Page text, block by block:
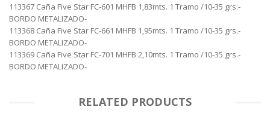
113367 Caña Five Star FC-601 MHFB 1,83mts. 1 Tramo /10-35 grs.-
BORDO METALIZADO-
113368 Caña Five Star FC-661 MHFB 1,95mts. 1 Tramo /10-35 grs.-
BORDO METALIZADO-
113369 Caña Five Star FC-701 MHFB 2,10mts. 1 Tramo /10-35 grs.-
BORDO METALIZADO-
RELATED PRODUCTS